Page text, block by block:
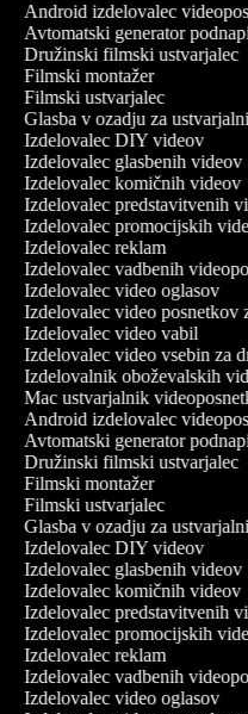
Android izdelovalec
Avtomatski generator
Družinski filmski ustvarjalec
Filmski montažer
Filmski ustvarjalec
Glasba v ozadju za
Izdelovalec DIY videov
Izdelovalec glasbenih videov
Izdelovalec komičnih videov
Izdelovalec predstavitvenih
Izdelovalec promocijskih
Izdelovalec reklam
Izdelovalec vadbenih
Izdelovalec video oglasov
Izdelovalec video posnetkov
Izdelovalec video vabil
Izdelovalec video vsebin za
Izdelovalnik oboževalskih
Mac ustvarjalnik
Android izdelovalec
Avtomatski generator
Družinski filmski ustvarjalec
Filmski montažer
Filmski ustvarjalec
Glasba v ozadju za
Izdelovalec DIY videov
Izdelovalec glasbenih videov
Izdelovalec komičnih videov
Izdelovalec predstavitvenih
Izdelovalec promocijskih
Izdelovalec reklam
Izdelovalec vadbenih
Izdelovalec video oglasov